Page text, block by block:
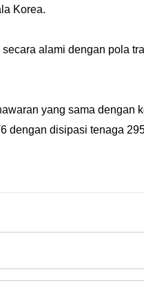
Korea.
alami dengan pola
yang sama dengan
dengan disipasi tenaga